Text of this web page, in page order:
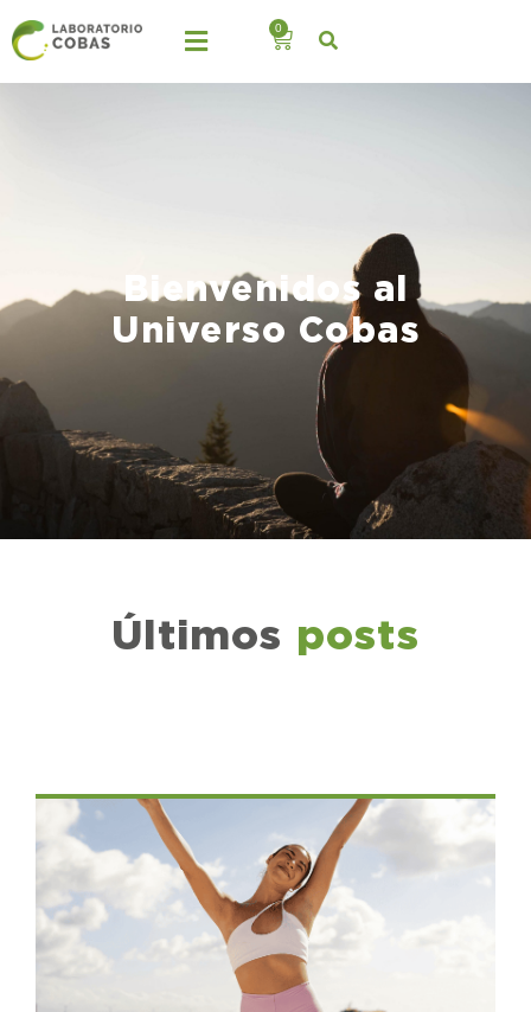
0
Bienvenidos al
Universo Cobas
Últimos posts